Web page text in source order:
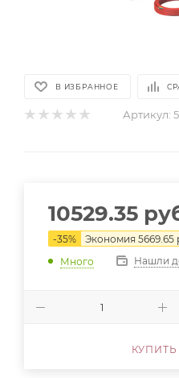
В ИЗБРАННОЕ
Артикул:
10529.35
-35% Экономия 5669.65
Много
Нашли
КУПИТЬ